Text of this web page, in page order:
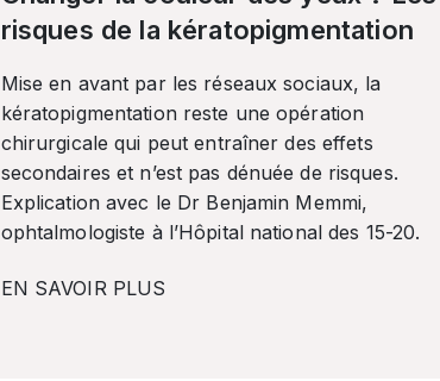
risques de la kératopigmentation
Mise en avant par les réseaux sociaux, la
kératopigmentation reste une opération
chirurgicale qui peut entraîner des effets
secondaires et n’est pas dénuée de risques.
Explication avec le Dr Benjamin Memmi,
ophtalmologiste à l’Hôpital national des 15-20.
EN SAVOIR PLUS